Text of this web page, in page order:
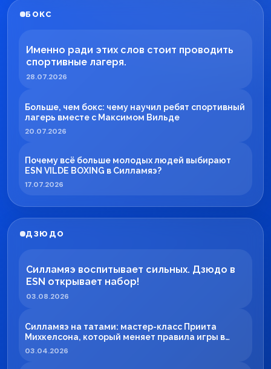
БОКС
Именно ради этих слов стоит проводить
спортивные лагеря.
28.07.2026
Больше, чем бокс: чему научил ребят спортивный
лагерь вместе с Максимом Вильде
20.07.2026
Почему всё больше молодых людей выбирают
ESN VILDE BOXING в Силламяэ?
17.07.2026
ДЗЮДО
Силламяэ воспитывает сильных. Дзюдо в
ESN открывает набор!
03.08.2026
Силламяэ на татами: мастер-класс Приита
Михкелсона, который меняет правила игры в
регионе
03.04.2026